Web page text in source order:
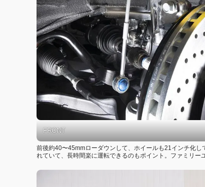
FRONT
前後約40〜45mmローダウンして、ホイールも21インチ化
れていて、長時間楽に運転できるのもポイント。ファミリー